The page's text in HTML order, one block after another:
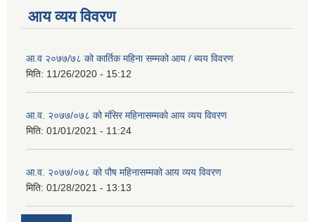
आय व्यय विवरण
आ.व २०७७/७८ को कार्तिक महिना सम्मको आय / ब्यय विवरण
मिति: 11/26/2020 - 15:12
आ.व. २०७७/०७८ को मंसिर महिनासम्मको आय व्यय विवरण
मिति: 01/01/2021 - 11:24
आ.व. २०७७/०७८ को पौष महिनासम्मको आय व्यय विवरण
मिति: 01/28/2021 - 13:13